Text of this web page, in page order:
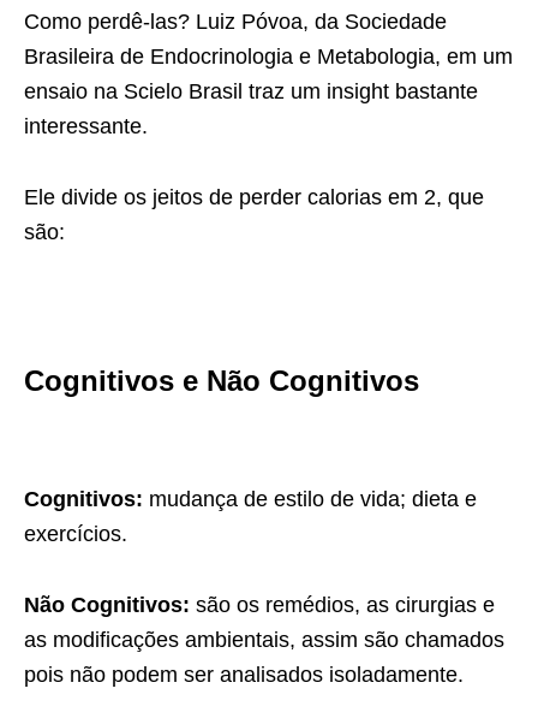
Como perdê-las? Luiz Póvoa, da Sociedade
Brasileira de Endocrinologia e Metabologia, em um
ensaio na Scielo Brasil traz um insight bastante
interessante.
Ele divide os jeitos de perder calorias em 2, que
são:
Cognitivos e Não Cognitivos
Cognitivos: mudança de estilo de vida; dieta e
exercícios.
Não Cognitivos: são os remédios, as cirurgias e
as modificações ambientais, assim são chamados
pois não podem ser analisados isoladamente.